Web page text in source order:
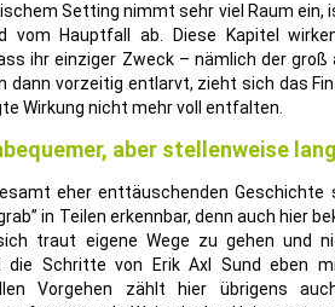
Setting nimmt sehr viel Raum
vom Hauptfall ab. Diese Kapitel
ihr einziger Zweck – nämlich der
dann vorzeitig entlarvt, zieht sich das
Wirkung nicht mehr voll entfalten.
aber stellenweise
eher enttäuschenden Geschichte
in Teilen erkennbar, denn auch hier
traut eigene Wege zu gehen und
die Schritte von Erik Axl Sund eben
Vorgehen zählt hier übrigens